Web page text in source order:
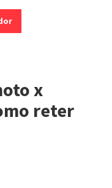
x
reter